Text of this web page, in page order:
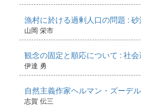
漁村に於ける過剰人口の問題 :
山岡 栄市
観念の固定と順応について : 社
伊達 勇
自然主義作家ヘルマン・ズーデ
志賀 伝三